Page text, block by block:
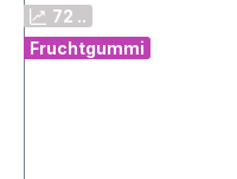
72 ..
Fruchtgummi